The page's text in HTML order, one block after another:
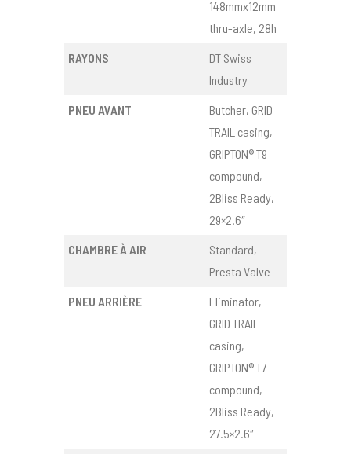
148mmx12mm
thru-axle, 28h
RAYONS
DT Swiss
Industry
PNEU AVANT
Butcher, GRID
TRAIL casing,
GRIPTON® T9
compound,
2Bliss Ready,
29×2.6″
CHAMBRE À AIR
Standard,
Presta Valve
PNEU ARRIÈRE
Eliminator,
GRID TRAIL
casing,
GRIPTON® T7
compound,
2Bliss Ready,
27.5×2.6″